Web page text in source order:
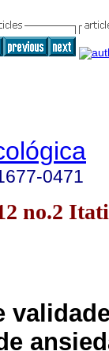
0471
no.2